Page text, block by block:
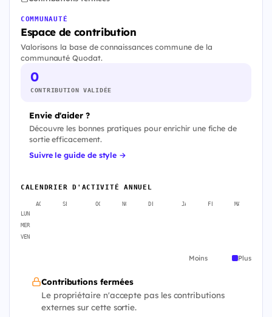
COMMUNAUTÉ
Espace de contribution
Valorisons la base de connaissances commune de la
communauté Quodat.
0
CONTRIBUTION VALIDÉE
Envie d'aider ?
Découvre les bonnes pratiques pour enrichir une fiche de
sortie efficacement.
Suivre le guide de style →
CALENDRIER D'ACTIVITÉ ANNUEL
AOÛT SEPT. OCT. NOV. DÉC. JANV. FÉVR. MARS
LUN
MER
VEN
Moins Plus
Contributions fermées
Le propriétaire n'accepte pas les contributions
externes sur cette sortie.